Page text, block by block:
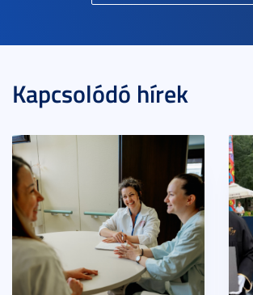
Kapcsolódó hírek